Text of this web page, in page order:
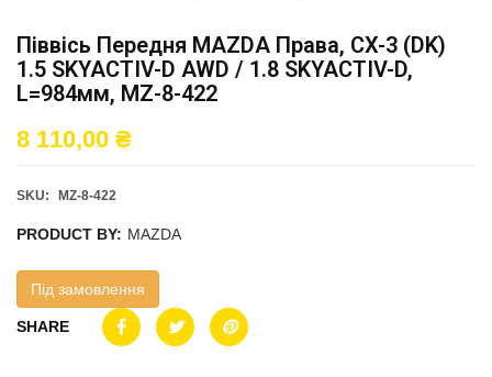
Піввісь Передня MAZDA Права, CX-3 (DK)
1.5 SKYACTIV-D AWD / 1.8 SKYACTIV-D,
L=984мм, MZ-8-422
8 110,00 ₴
SKU: MZ-8-422
PRODUCT BY: MAZDA
Під замовлення
SHARE